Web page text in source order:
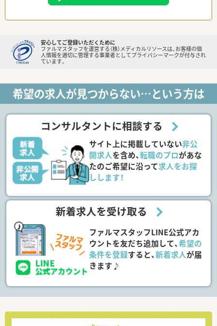
安心してご登録いただくために
ファルマスタッフを運営する（株）メディカルリソースは、お客様の個
人情報を適切に管理する事業者としてプライバシーマークが付与され
ています。
希望の求人が見つからない…という方は
コンサルタントに相談する
サイト上に掲載していない非公
開求人を含め、転職のプロがあな
たのご希望に沿って求人をお探
しします！
新着求人を受け取る
ファルマスタッフLINE公式アカ
ウントを友だち追加して、希望の
条件を登録すると、新着求人が届
きます♪